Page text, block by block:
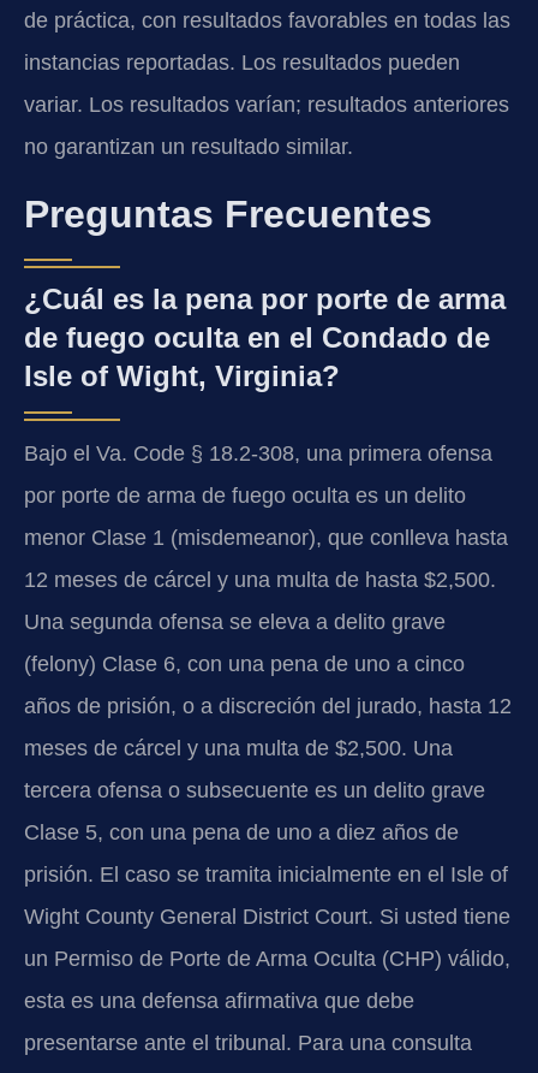
de práctica, con resultados favorables en todas las
instancias reportadas. Los resultados pueden
variar. Los resultados varían; resultados anteriores
no garantizan un resultado similar.
Preguntas Frecuentes
¿Cuál es la pena por porte de arma
de fuego oculta en el Condado de
Isle of Wight, Virginia?
Bajo el Va. Code § 18.2-308, una primera ofensa
por porte de arma de fuego oculta es un delito
menor Clase 1 (misdemeanor), que conlleva hasta
12 meses de cárcel y una multa de hasta $2,500.
Una segunda ofensa se eleva a delito grave
(felony) Clase 6, con una pena de uno a cinco
años de prisión, o a discreción del jurado, hasta 12
meses de cárcel y una multa de $2,500. Una
tercera ofensa o subsecuente es un delito grave
Clase 5, con una pena de uno a diez años de
prisión. El caso se tramita inicialmente en el Isle of
Wight County General District Court. Si usted tiene
un Permiso de Porte de Arma Oculta (CHP) válido,
esta es una defensa afirmativa que debe
presentarse ante el tribunal. Para una consulta